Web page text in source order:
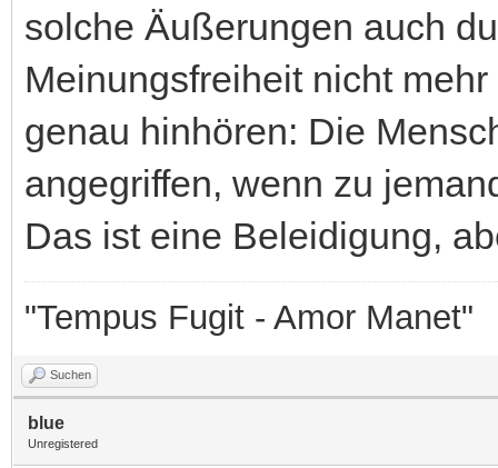
solche Äußerungen auch
Meinungsfreiheit nicht
genau hinhören: Die
angegriffen, wenn zu
Das ist eine Beleidigung,
"Tempus Fugit - Amor Manet"
Suchen
blue
Unregistered